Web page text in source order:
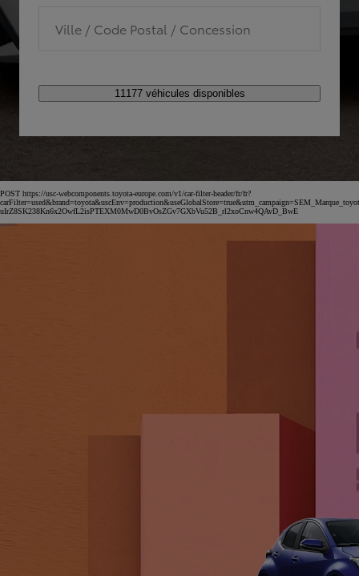
Ville / Code Postal / Concession
11177 véhicules disponibles
POST https://usc-webcomponents.toyota-europe.com/v1/car-filter-header/fr/fr?
uIrZ8SK238Kn6x2OwfL2isPTEXM0MwD0BvOsZGv7GXbVu52B_rl2xoCnw4QAvD_BwE